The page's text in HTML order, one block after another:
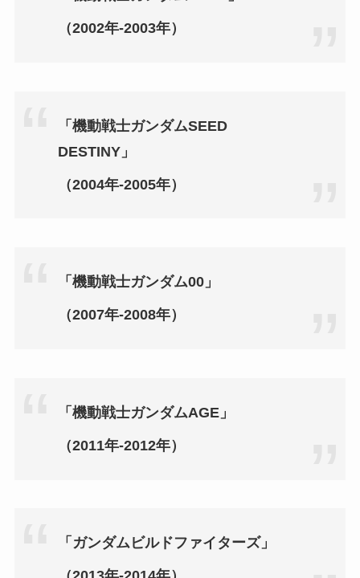
（2002年‐2003年）
「機動戦士ガンダムSEED
DESTINY」
（2004年‐2005年）
「機動戦士ガンダム00」
（2007年‐2008年）
「機動戦士ガンダムAGE」
（2011年‐2012年）
「ガンダムビルドファイターズ」